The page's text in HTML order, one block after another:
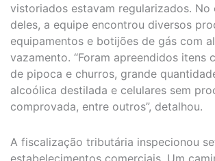
vistoriados estavam regularizados. No
deles, a equipe encontrou diversos
equipamentos e botijões de gás com
vazamento. “Foram apreendidos itens
de pipoca e churros, grande
alcoólica destilada e celulares sem
comprovada, entre outros”, detalhou.
A fiscalização tributária inspecionou